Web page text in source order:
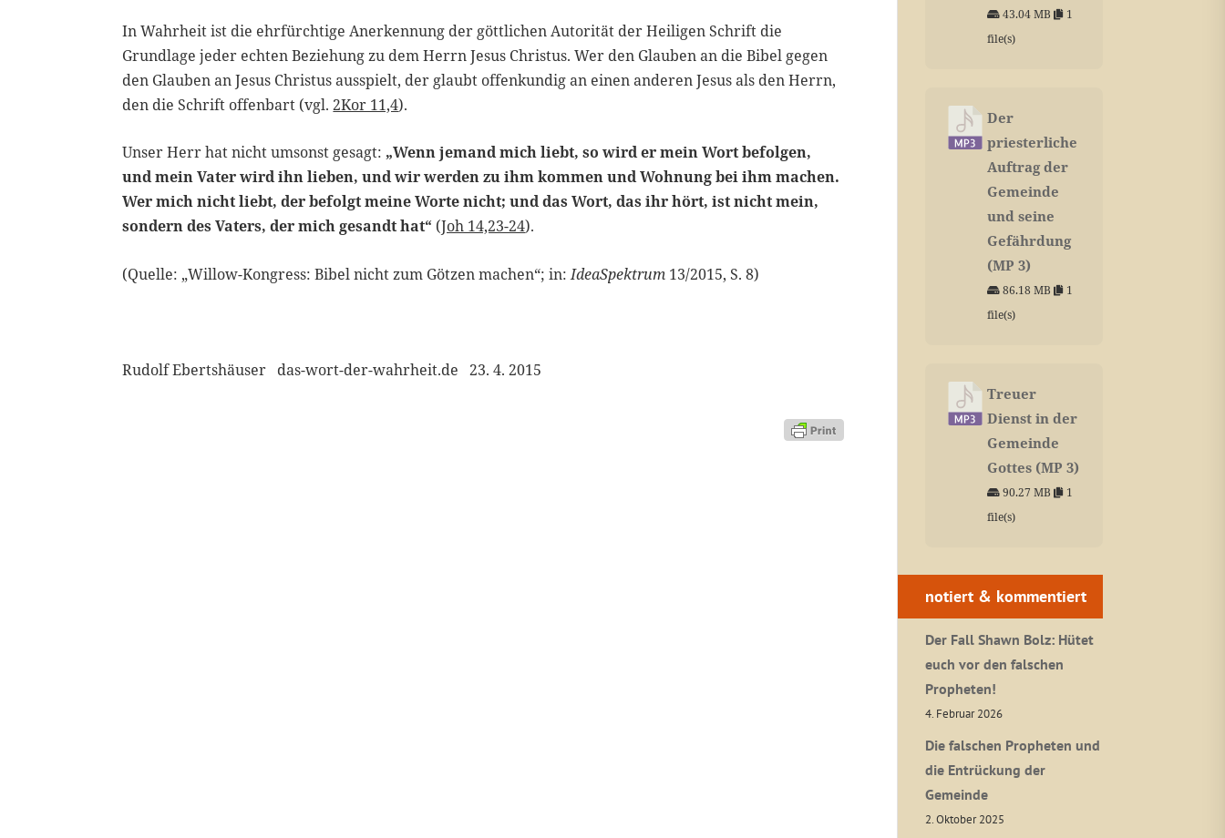
In Wahrheit ist die ehrfürchtige Anerkennung der göttlichen Autorität der Heiligen Schrift die
Grundlage jeder echten Beziehung zu dem Herrn Jesus Christus. Wer den Glauben an die Bibel gegen
den Glauben an Jesus Christus ausspielt, der glaubt offenkundig an einen anderen Jesus als den Herrn,
den die Schrift offenbart (vgl.2Kor 11,4).
Unser Herr hat nicht umsonst gesagt: „Wenn jemand mich liebt, so wird er mein Wort befolgen,
und mein Vater wird ihn lieben, und wir werden zu ihm kommen und Wohnung bei ihm machen.
Wer mich nicht liebt, der befolgt meine Worte nicht; und das Wort, das ihr hört, ist nicht mein,
sondern des Vaters, der mich gesandt hat“ (Joh 14,23-24).
(Quelle: „Willow-Kongress: Bibel nicht zum Götzen machen“; in:IdeaSpektrum 13/2015, S. 8)
Rudolf Ebertshäuser das-wort-der-wahrheit.de 23. 4. 2015
43.04 MB
1
file(s)
Der
priesterliche
Auftrag der
Gemeinde
und seine
Gefährdung
(MP 3)
86.18 MB
1
file(s)
Treuer
Dienst in der
Gemeinde
Gottes (MP 3)
90.27 MB
1
file(s)
notiert & kommentiert
Der Fall Shawn Bolz: Hütet
euch vor den falschen
Propheten!
4. Februar 2026
Die falschen Propheten und
die Entrückung der
Gemeinde
2. Oktober 2025